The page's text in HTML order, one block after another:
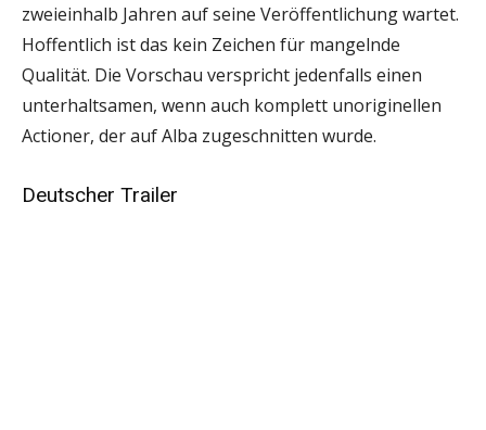
zweieinhalb Jahren auf seine Veröffentlichung wartet.
Hoffentlich ist das kein Zeichen für mangelnde
Qualität. Die Vorschau verspricht jedenfalls einen
unterhaltsamen, wenn auch komplett unoriginellen
Actioner, der auf Alba zugeschnitten wurde.
Deutscher Trailer